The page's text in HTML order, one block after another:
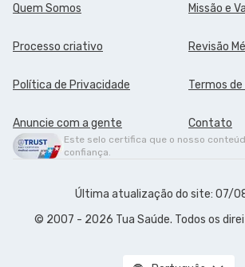
Quem Somos Missão e
Processo criativo Revisão
Política de Privacidade Termos de
Anuncie com a gente Contato
Este selo certifica que o nosso
confiança.
Última atualização do site: 07/
© 2007 - 2026 Tua Saúde. Todos os